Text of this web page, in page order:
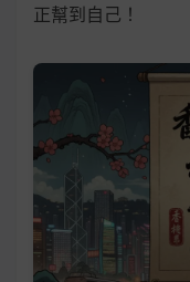
正幫到自己！